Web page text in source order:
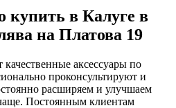
купить в Калуге в
на Платова 19
качественные аксессуары по
проконсультируют и
расширяем и улучшаем
Постоянным клиентам